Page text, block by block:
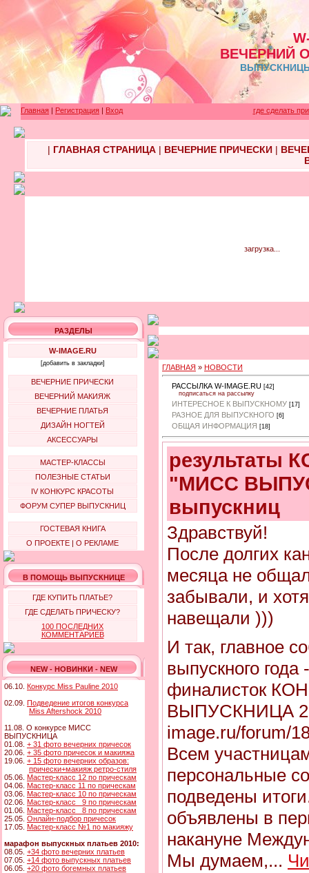
ВЕЧЕРНИЙ
Главная | Регистрация | Вход где сделать
| ГЛАВНАЯ СТРАНИЦА| ВЕЧЕРНИЕ ПРИЧЕСКИ|
загрузка...
РАЗДЕЛЫ
W-IMAGE.RU
[добавить в закладки]
ВЕЧЕРНИЕ ПРИЧЕСКИ
ВЕЧЕРНИЙ МАКИЯЖ
ВЕЧЕРНИЕ ПЛАТЬЯ
ДИЗАЙН НОГТЕЙ
АКСЕССУАРЫ
МАСТЕР-КЛАССЫ
ПОЛЕЗНЫЕ СТАТЬИ
IV КОНКУРС КРАСОТЫ
ФОРУМ СУПЕР ВЫПУСКНИЦ
ГОСТЕВАЯ КНИГА
О ПРОЕКТЕ | О РЕКЛАМЕ
В ПОМОЩЬ ВЫПУСКНИЦЕ
ГДЕ КУПИТЬ ПЛАТЬЕ?
ГДЕ СДЕЛАТЬ ПРИЧЕСКУ?
100 ПОСЛЕДНИХ
КОММЕНТАРИЕВ
NEW - НОВИНКИ - NEW
06.10. Конкурс Miss Pauline 2010
02.09. Подведение итогов конкурса
Miss Aftershock 2010
11.08. О конкурсе МИСС
ВЫПУСКНИЦА
01.08. + 31 фото вечерних причесок
20.06. + 35 фото причесок и макияжа
19.06. + 15 фото вечерних образов:
прически+макияж ретро-стиля
05.06. Мастер-класс 12 по прическам
04.06. Мастер-класс 11 по прическам
03.06. Мастер-класс 10 по прическам
02.06. Мастер-класс 9 по прическам
01.06. Мастер-класс 8 по прическам
25.05. Онлайн-подбор причесок
17.05. Мастер-класс №1 по макияжу
марафон выпускных платьев 2010:
08.05. +34 фото вечерних платьев
07.05. +14 фото выпускных платьев
06.05. +20 фото богемных платьев
ГЛАВНАЯ » НОВОСТИ
РАССЫЛКА W-IMAGE.RU [42]
подписаться на рассылку
ИНТЕРЕСНОЕ К ВЫПУСКНОМУ [17]
РАЗНОЕ ДЛЯ ВЫПУСКНОГО [6]
ОБЩАЯ ИНФОРМАЦИЯ [18]
результаты
"МИСС
выпускниц
Здравствуй!
После долгих
месяца не
забывали, и
навещали )))
И так, главное
выпускного
финалисток
ВЫПУСКНИЦА
image.ru/forum/
Всем
персональные
подведены
объявлены в
накануне
Мы думаем,...